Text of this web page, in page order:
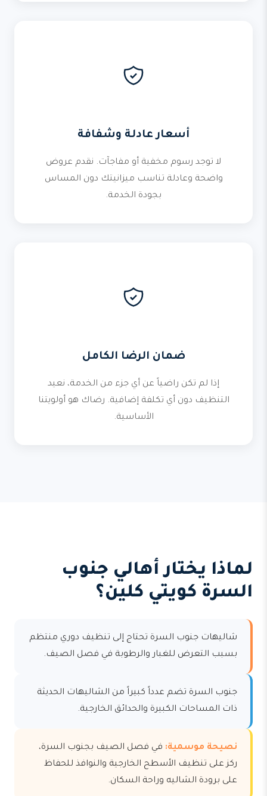
أسعار عادلة وشفافة
لا توجد رسوم مخفية أو مفاجآت. نقدم عروض
واضحة وعادلة تناسب ميزانيتك دون المساس
بجودة الخدمة.
ضمان الرضا الكامل
إذا لم تكن راضياً عن أي جزء من الخدمة، نعيد
التنظيف دون أي تكلفة إضافية. رضاك هو أولويتنا
الأساسية.
لماذا يختار أهالي جنوب
السرة كويتي كلين؟
شاليهات جنوب السرة تحتاج إلى تنظيف دوري منتظم
بسبب التعرض للغبار والرطوبة في فصل الصيف.
جنوب السرة تضم عدداً كبيراً من الشاليهات الحديثة
ذات المساحات الكبيرة والحدائق الخارجية.
نصيحة موسمية: في فصل الصيف بجنوب السرة،
ركز على تنظيف الأسطح الخارجية والنوافذ للحفاظ
على برودة الشاليه وراحة السكان.